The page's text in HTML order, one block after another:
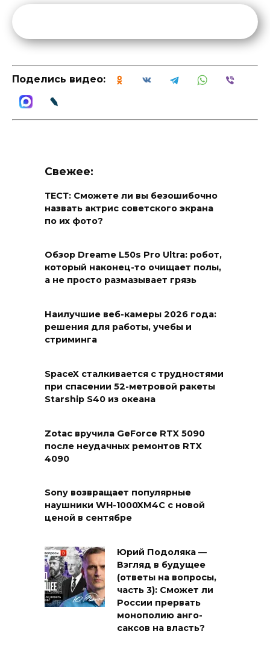
Поделись видео:
Свежее:
ТЕСТ: Сможете ли вы безошибочно
назвать актрис советского экрана
по их фото?
Обзор Dreame L50s Pro Ultra: робот,
который наконец-то очищает полы,
а не просто размазывает грязь
Наилучшие веб-камеры 2026 года:
решения для работы, учебы и
стриминга
SpaceX сталкивается с трудностями
при спасении 52-метровой ракеты
Starship S40 из океана
Zotac вручила GeForce RTX 5090
после неудачных ремонтов RTX
4090
Sony возвращает популярные
наушники WH-1000XM4C с новой
ценой в сентябре
Юрий Подоляка —
Взгляд в будущее
(ответы на вопросы,
часть 3): Сможет ли
России прервать
монополию анго-
саксов на власть?